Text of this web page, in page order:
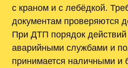
с краном и с лебёдкой.
документам проверяются
При ДТП порядок действий
аварийными службами и
принимается наличными и